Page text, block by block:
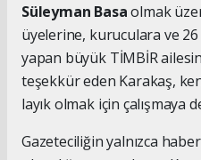
Süleyman Basaolmak
üyelerine, kuruculara ve
yapan büyük TİMBİR
teşekkür eden Karakaş,
layık olmak için çalışmaya
Gazeteciliğin yalnızca